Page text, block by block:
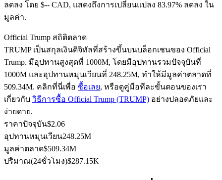
คัดลอกการซื้อขาย
เข้าร่วมกับเทรดเดอร์ชั้นนำ
ลดลง โดย $-- CAD, แสดงถึงการเปลี่ยนแปลง 83.97% ลดลง ใน
มูลค่า.
Official Trump สถิติตลาด
TRUMP เป็นสกุลเงินดิจิทัลที่สร้างขึ้นบนบล็อกเชนของ Official
Trump. มีอุปทานสูงสุดที่ 1000M, โดยมีอุปทานรวมปัจจุบันที่
1000M และอุปทานหมุนเวียนที่ 248.25M, ทำให้มีมูลค่าตลาดที่
509.34M. คลิกที่นี่เพื่อ ซื้อเลย, หรือดูคู่มือทีละขั้นตอนของเรา
เกี่ยวกับ วิธีการซื้อ Official Trump (TRUMP) อย่างปลอดภัยและ
ง่ายดาย.
ราคาปัจจุบัน$2.06
อุปทานหมุนเวียน248.25M
มูลค่าตลาด$509.34M
ปริมาณ(24ชั่วโมง)$287.15K